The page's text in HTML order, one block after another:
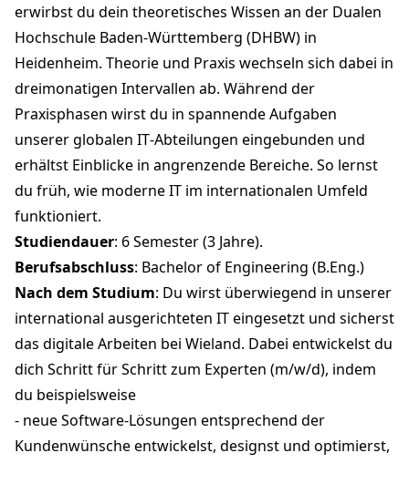
erwirbst du dein theoretisches Wissen an der Dualen
Hochschule Baden‑Württemberg (DHBW) in
Heidenheim. Theorie und Praxis wechseln sich dabei in
dreimonatigen Intervallen ab. Während der
Praxisphasen wirst du in spannende Aufgaben
unserer globalen IT‑Abteilungen eingebunden und
erhältst Einblicke in angrenzende Bereiche. So lernst
du früh, wie moderne IT im internationalen Umfeld
funktioniert.
Studiendauer: 6 Semester (3 Jahre).
Berufsabschluss: Bachelor of Engineering (B.Eng.)
Nach dem Studium: Du wirst überwiegend in unserer
international ausgerichteten IT eingesetzt und sicherst
das digitale Arbeiten bei Wieland. Dabei entwickelst du
dich Schritt für Schritt zum Experten (m/w/d), indem
du beispielsweise
- neue Software-Lösungen entsprechend der
Kundenwünsche entwickelst, designst und optimierst,